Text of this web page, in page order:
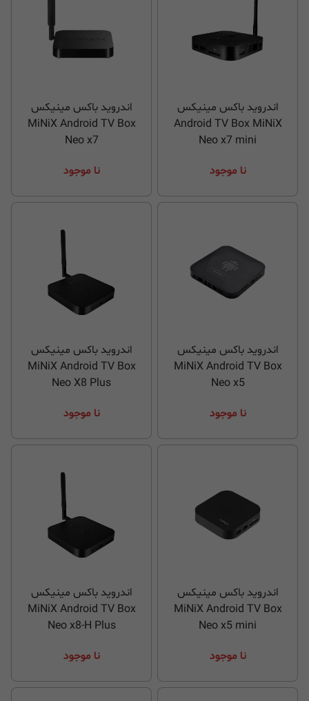
اندروید باکس مینیکس
Android TV Box MiNiX
Neo x7 mini
نا موجود
اندروید باکس مینیکس
MiNiX Android TV Box
Neo x7
نا موجود
اندروید باکس مینیکس
MiNiX Android TV Box
Neo x5
نا موجود
اندروید باکس مینیکس
MiNiX Android TV Box
Neo X8 Plus
نا موجود
اندروید باکس مینیکس
MiNiX Android TV Box
Neo x5 mini
نا موجود
اندروید باکس مینیکس
MiNiX Android TV Box
Neo x8-H Plus
نا موجود